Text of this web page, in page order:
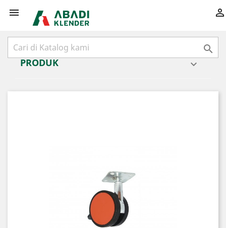
 

PRODUK
